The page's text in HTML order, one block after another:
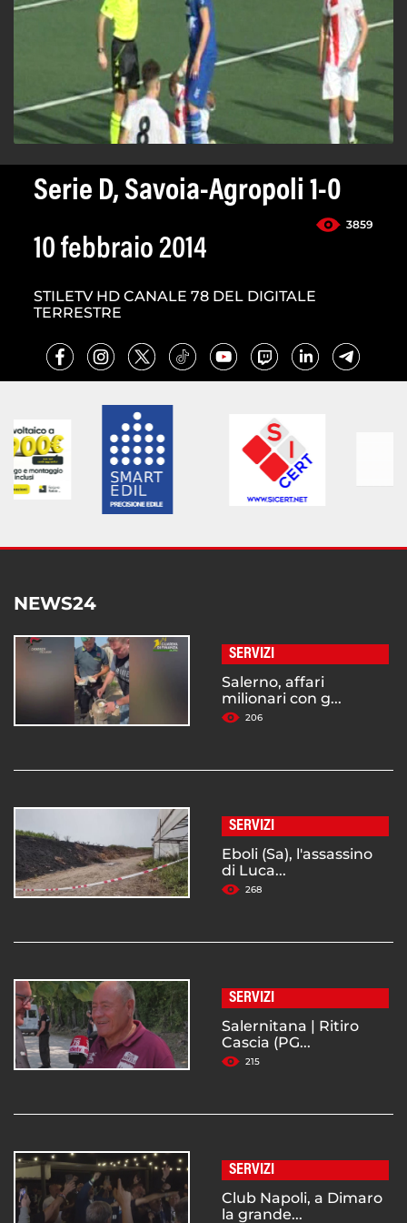
Serie D, Savoia-Agropoli 1-0
3859
10 febbraio 2014
STILETV HD CANALE 78 DEL DIGITALE
TERRESTRE
NEWS24
SERVIZI
Salerno, affari
milionari con g...
206
SERVIZI
Eboli (Sa), l'assassino
di Luca...
268
SERVIZI
Salernitana | Ritiro
Cascia (PG...
215
SERVIZI
Club Napoli, a Dimaro
la grande...